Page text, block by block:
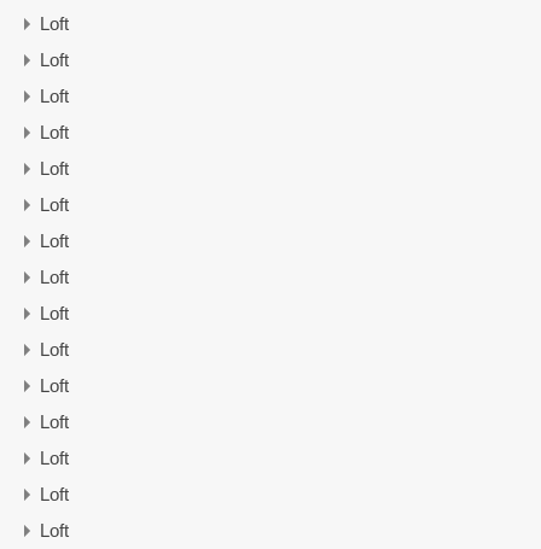
Loft
Loft
Loft
Loft
Loft
Loft
Loft
Loft
Loft
Loft
Loft
Loft
Loft
Loft
Loft